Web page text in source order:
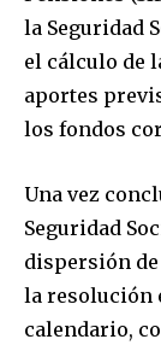
la Seguridad
el cálculo de
aportes
los fondos
Una vez
Seguridad
dispersión
la resolución
calendario,